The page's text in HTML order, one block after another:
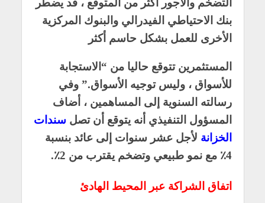
التضخم والأجور أكثر من المتوقع ، قد يضطر
بنك الاحتياطي الفيدرالي والبنوك المركزية
الأخرى للعمل بشكل حاسم أكثر
المستثمرين تتوقع حاليا من “الاستجابة
للأسواق ، وليس توجيه الأسواق.” وفي
رسالته السنوية إلى المساهمين ، أضاف
المسؤول التنفيذي أنه يتوقع أن تصلسندات
الخزانة لأجل عشر سنوات إلى عائد بنسبة
4٪ مع نمو طبيعي وتضخم يقترب من 2٪.
اتفاق الشراكة عبر المحيط الهادئ